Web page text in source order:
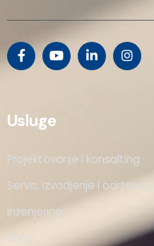
Usluge
Projektovanje i konsalting
Servis, izvodjenje i održavanje
Inženjering
Shop